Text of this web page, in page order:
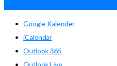
Google Kalender
iCalendar
Outlook 365
Outlook Live